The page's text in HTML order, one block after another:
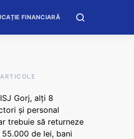
FINANCIARĂ
Gorj, alți 8
și personal
trebuie să returneze
55.000 de lei, bani